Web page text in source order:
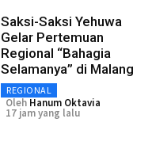
Saksi-Saksi Yehuwa
Gelar Pertemuan
Regional “Bahagia
Selamanya” di Malang
REGIONAL
Oleh Hanum Oktavia
17 jam yang lalu